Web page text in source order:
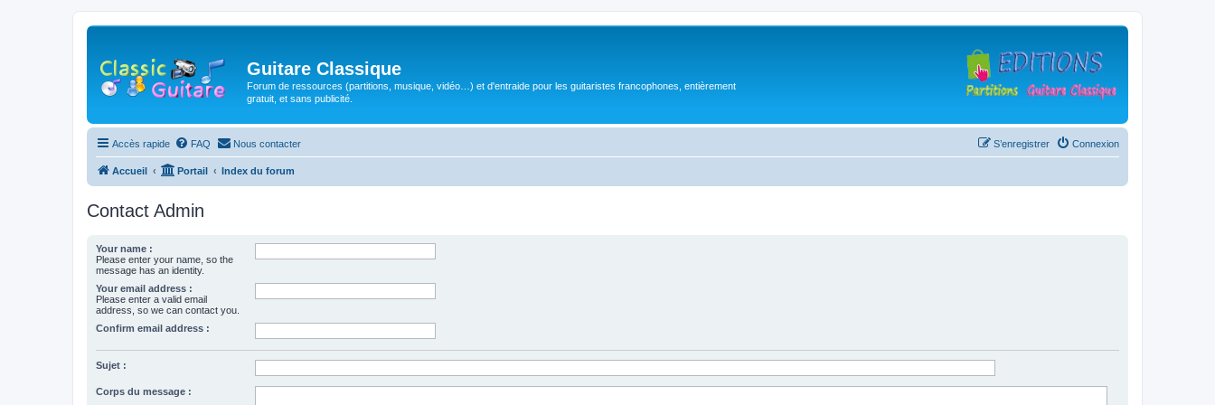
Guitare Classique
Forum de ressources (partitions, musique, vidéo…) et d'entraide pour les guitaristes francophones, entièrement
gratuit, et sans publicité.
Accès rapide FAQ Nous contacter Connexion
S’enregistrer
Accueil Portail Index du forum
Contact Admin
Your name :
Please enter your name, so the
message has an identity.
Your email address :
Please enter a valid email
address, so we can contact you.
Confirm email address :
Sujet :
Corps du message :